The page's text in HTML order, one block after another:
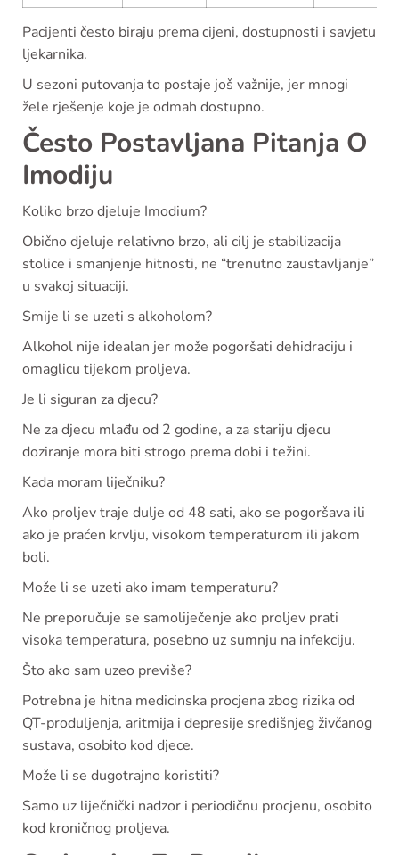
Pacijenti često biraju prema cijeni, dostupnosti i savjetu
ljekarnika.
U sezoni putovanja to postaje još važnije, jer mnogi
žele rješenje koje je odmah dostupno.
Često Postavljana Pitanja O
Imodiju
Koliko brzo djeluje Imodium?
Obično djeluje relativno brzo, ali cilj je stabilizacija
stolice i smanjenje hitnosti, ne “trenutno zaustavljanje”
u svakoj situaciji.
Smije li se uzeti s alkoholom?
Alkohol nije idealan jer može pogoršati dehidraciju i
omaglicu tijekom proljeva.
Je li siguran za djecu?
Ne za djecu mlađu od 2 godine, a za stariju djecu
doziranje mora biti strogo prema dobi i težini.
Kada moram liječniku?
Ako proljev traje dulje od 48 sati, ako se pogoršava ili
ako je praćen krvlju, visokom temperaturom ili jakom
boli.
Može li se uzeti ako imam temperaturu?
Ne preporučuje se samoliječenje ako proljev prati
visoka temperatura, posebno uz sumnju na infekciju.
Što ako sam uzeo previše?
Potrebna je hitna medicinska procjena zbog rizika od
QT-produljenja, aritmija i depresije središnjeg živčanog
sustava, osobito kod djece.
Može li se dugotrajno koristiti?
Samo uz liječnički nadzor i periodičnu procjenu, osobito
kod kroničnog proljeva.